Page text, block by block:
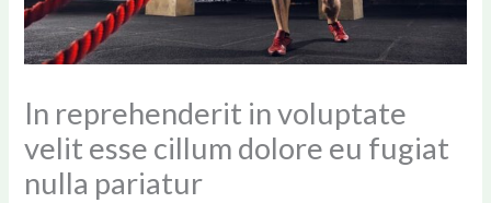
In reprehenderit in voluptate
velit esse cillum dolore eu fugiat
nulla pariatur